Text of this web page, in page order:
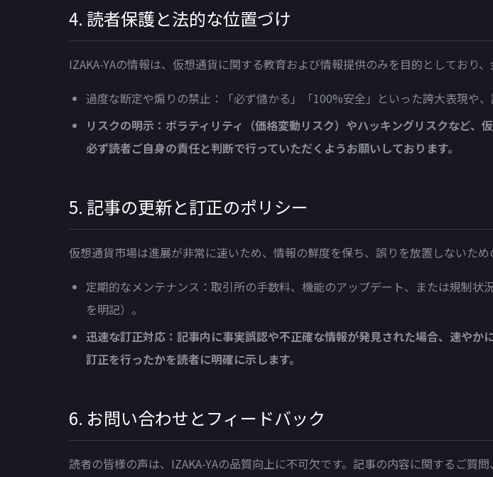
4. 読者保護と法的な位置づけ
IZAKA-YAの情報は、仮想通貨に関する教育および情報提供のみを目的としており
過度な断定や煽りの禁止：「必ず儲かる」「100%安全」といった誇大表現や
リスクの明示：ボラティリティ（価格変動リスク）やハッキングリスクなど
必ず読者ご自身の責任と判断で行っていただくようお願いしております。
5. 記事の更新と訂正のポリシー
仮想通貨市場は進展が非常に速いため、情報の鮮度を保ち、誤りを放置しないため
定期的なメンテナンス：取引所の手数料、機能のアップデート、または規制
を明記）。
迅速な訂正対応：記事内に事実誤認や不正確な情報が発見された場合、速や
訂正を行ったかを読者に明確に示します。
6. お問い合わせとフィードバック
読者の皆様の声は、IZAKA-YAの品質向上に不可欠です。記事の内容に関するご